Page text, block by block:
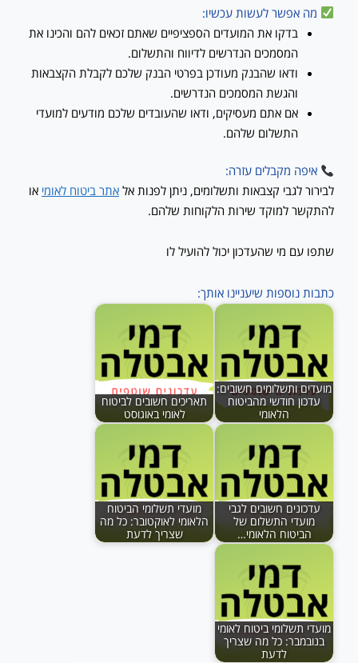
מה אפשר לעשות עכשיו:
בדקו את המועדים הספציפיים שאתם זכאים להם והכינו את
המסמכים הנדרשים לדיווח והתשלום.
ודאו שהבנק מעודכן בפרטי הבנק שלכם לקבלת הקצבאות
והגשת המסמכים הנדרשים.
אם אתם מעסיקים, ודאו שהעובדים שלכם מודעים למועדי
התשלום שלהם.
איפה מקבלים עזרה:
לבירור לגבי קצבאות ותשלומים, ניתן לפנות אל אתר ביטוח לאומי או
להתקשר למוקד שירות הלקוחות שלהם.
שתפו עם מי שהעדכון יכול להועיל לו
כתבות נוספות שיעניינו אותך:
מועדים ותשלומים חשובים:
עדכון חודשי מהביטוח
הלאומי
תאריכים חשובים לביטוח
לאומי באוגוסט
עדכונים חשובים לגבי
מועדי התשלום של
הביטוח הלאומי…
מועדי תשלומי הביטוח
הלאומי לאוקטובר: כל מה
שצריך לדעת
מועדי תשלומי ביטוח לאומי
בנובמבר: כל מה שצריך
לדעת